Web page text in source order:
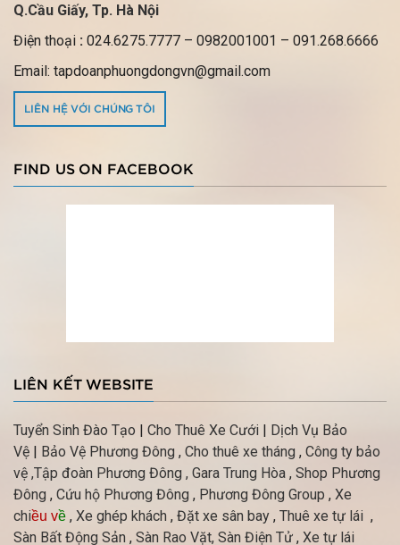
Q.Cầu Giấy, Tp. Hà Nội
Điện thoại : 024.6275.7777 – 0982001001 – 091.268.6666
Email: tapdoanphuongdongvn@gmail.com
LIÊN HỆ VỚI CHÚNG TÔI
FIND US ON FACEBOOK
LIÊN KẾT WEBSITE
Tuyển Sinh Đào Tạo Cho Thuê Xe Cưới
Dịch Vụ Bảo
Vệ
Bảo Vệ Phương Đông , Cho thuê xe tháng , Công ty bảo
vệ ,Tập đoàn Phương Đông , Gara Trung Hòa , Shop Phương
Đông , Cứu hộ Phương Đông , Phương Đông Group , Xe
chiều về , Xe ghép khách , Đặt xe sân bay , Thuê xe tự lái ,
Sàn Bất Động Sản , Sàn Rao Vặt, Sàn Điện Tử , Xe tự lái